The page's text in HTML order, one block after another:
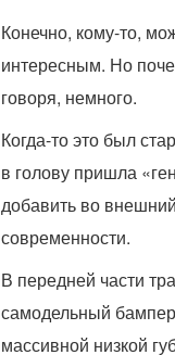
Конечно, кому-то,
интересным. Но
говоря, немного.
Когда-то это был
в голову пришла
добавить во
современности.
В передней части
самодельный
массивной низкой